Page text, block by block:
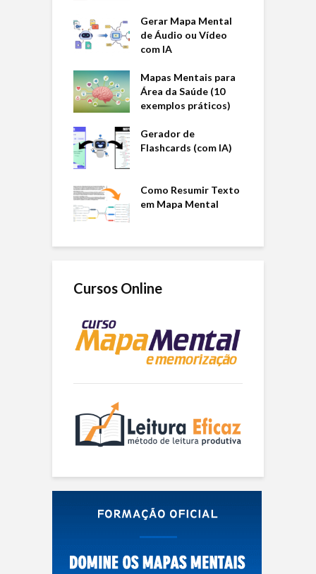
Gerar Mapa Mental
de Áudio ou Vídeo
com IA
Mapas Mentais para
Área da Saúde (10
exemplos práticos)
Gerador de
Flashcards (com IA)
Como Resumir Texto
em Mapa Mental
Cursos Online